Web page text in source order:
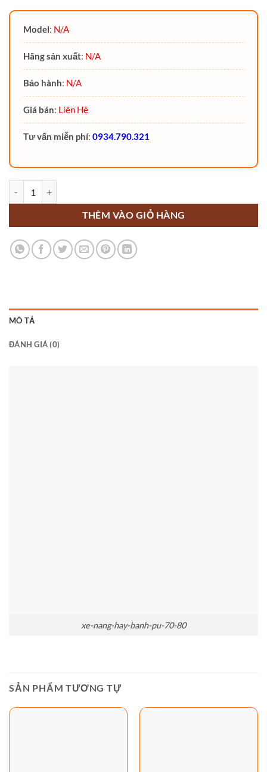
Model: N/A
Hãng sản xuất: N/A
Bảo hành: N/A
Giá bán: Liên Hệ
Tư vấn miễn phí: 0934.790.321
THÊM VÀO GIỎ HÀNG
MÔ TẢ
ĐÁNH GIÁ (0)
xe-nang-hay-banh-pu-70-80
SẢN PHẨM TƯƠNG TỰ